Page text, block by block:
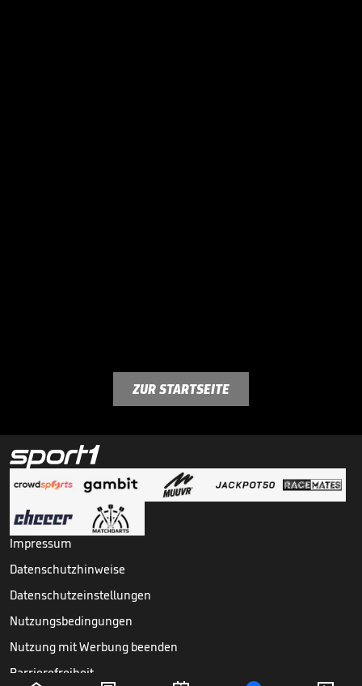
ZUR STARTSEITE
Impressum
Datenschutzhinweise
Datenschutzeinstellungen
Nutzungsbedingungen
Nutzung mit Werbung beenden
Barrierefreiheit